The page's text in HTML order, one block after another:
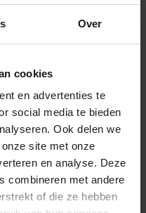
Over
cookies
en advertenties te
social media te bieden
Ook delen we
site met onze
en analyse. Deze
combineren met andere
of die ze hebben
cheques